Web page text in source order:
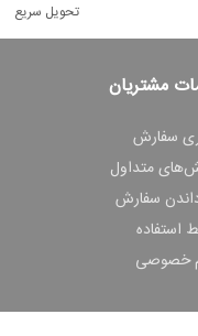
تحویل سریع
مشتریان
سفارش
متداول
سفارش
استفاده
خصوصی